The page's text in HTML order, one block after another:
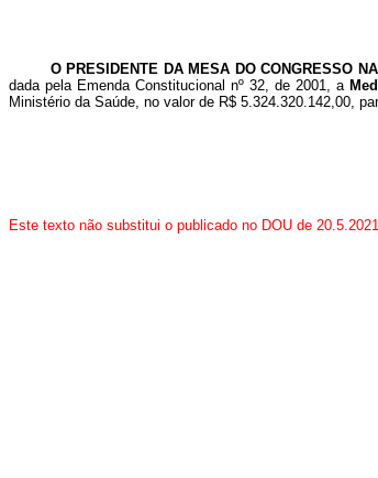
O PRESIDENTE DA MESA DO CONGRESSO
dada pela Emenda Constitucional nº 32, de 2001, a
Ministério da Saúde, no valor de R$ 5.324.320.142,00,
Este texto não substitui o publicado no DOU de 20.5.2021